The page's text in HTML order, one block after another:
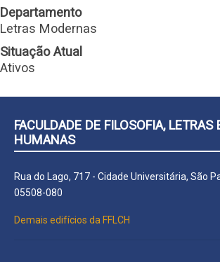
Departamento
Letras Modernas
Situação Atual
Ativos
FACULDADE DE FILOSOFIA, LETRAS
HUMANAS
Rua do Lago, 717 - Cidade Universitária, São
05508-080
Demais edifícios da FFLCH